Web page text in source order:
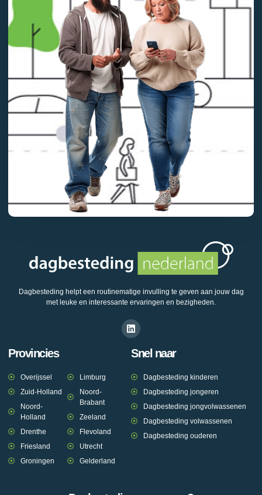
Dagbesteding helpt een routinematige invulling te geven aan jouw dag
met leuke en interessante ervaringen en bezigheden.
Provincies
Overijssel
Zuid-Holland
Noord-
Holland
Drenthe
Friesland
Groningen
Limburg
Noord-
Brabant
Zeeland
Flevoland
Utrecht
Gelderland
Snel naar
Dagbesteding kinderen
Dagbesteding jongeren
Dagbesteding jongvolwassenen
Dagbesteding volwassenen
Dagbesteding ouderen